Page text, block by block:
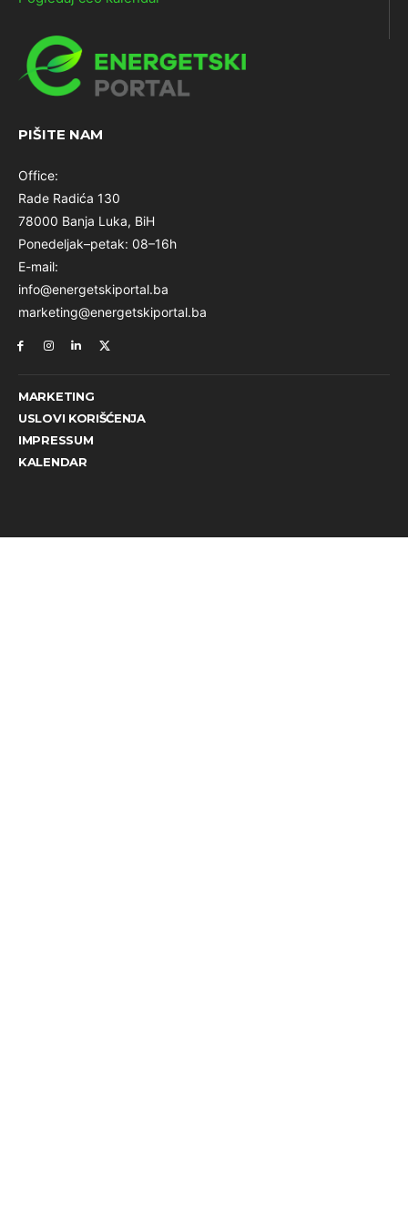
PIŠITE NAM
Office:
Rade Radića 130
78000 Banja Luka, BiH
Ponedeljak–petak: 08–16h
E-mail:
info@energetskiportal.ba
marketing@energetskiportal.ba
MARKETING
USLOVI KORIŠĆENJA
IMPRESSUM
KALENDAR